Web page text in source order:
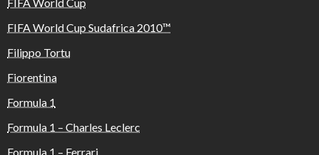
FIFA World Cup Sudafrica 2010™️
Filippo Tortu
Fiorentina
Formula 1
Formula 1 – Charles Leclerc
Formula 1 – Ferrari